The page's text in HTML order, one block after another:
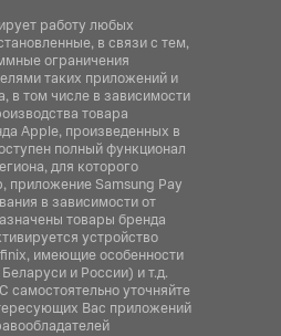
работу любых
в связи с тем,
ограничения
таких приложений и
в том числе в зависимости
товара
Apple, произведенных в
полный функционал
для которого
приложение Samsung Pay
в зависимости от
товары бренда
устройство
имеющие особенности
и России) и т.д.
уточняйте
Вас приложений